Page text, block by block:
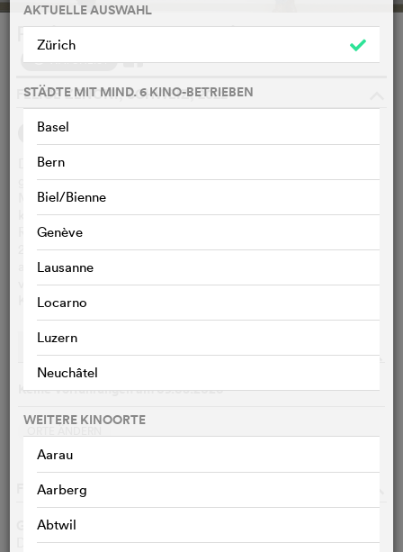
Fedier - Urner Farbenvirtuose
FWATCHLIST
FELICE ZENONI, SCHWEIZ, 2022
SYNOPSIS
Der aus Erstfeld gebürtige Franz Fedier (1922–2005)
gehörte als Maler zu den bedeutendsten Vertretern der
Moderne in der Schweiz; heute ist er nur noch einem
kleineren Kreis von Kunstinteressierten bekannt. Der Urner
Regisseur Felice Zenoni macht sich mit Fediers Enkelin, der
23-jährigen Berner Kunstgeschichtsstudentin Alma Fedier,
auf zu einer Reise an die Lebensstationen einer zu Unrecht
vergessenen grossen Persönlichkeit der Schweizer
Kunstwelt.
o
Vorstellungen
Keine Vorführungen am 09.08.2026
AKTUELLE AUSWAHL
Zürich
STÄDTE MIT MIND. 6 KINO-BETRIEBEN
Basel
Bern
Biel/Bienne
Genève
Lausanne
Locarno
Luzern
Neuchâtel
WEITERE KINOORTE
Aarau
Aarberg
Abtwil
FILMDATEN
Genre
Dokumentarfilm